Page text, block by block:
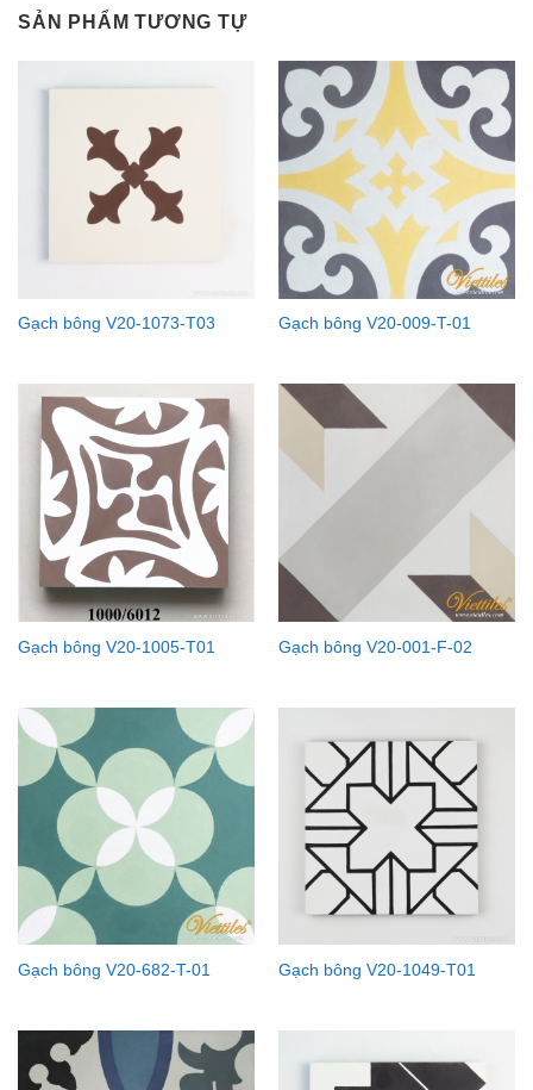
SẢN PHẨM TƯƠNG TỰ
Gạch bông V20-1073-T03 Gạch bông V20-009-T-01
Gạch bông V20-1005-T01 Gạch bông V20-001-F-02
Gạch bông V20-682-T-01 Gạch bông V20-1049-T01